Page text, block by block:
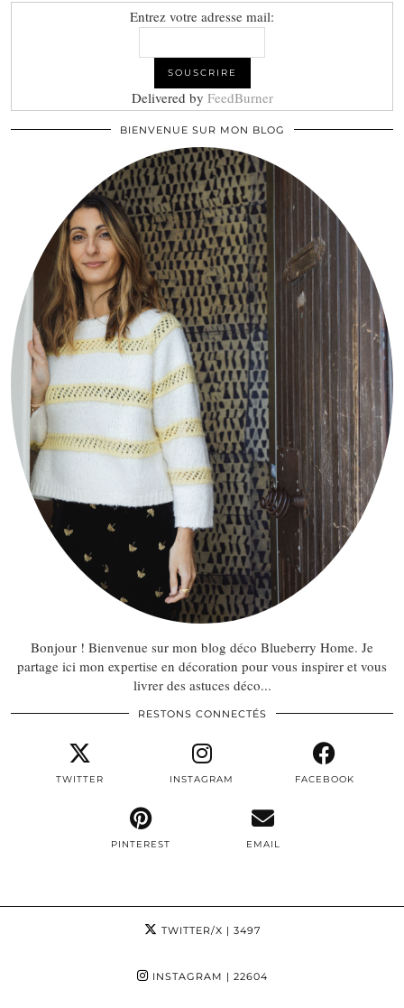
Entrez votre adresse mail:
Delivered by FeedBurner
BIENVENUE SUR MON BLOG
Bonjour ! Bienvenue sur mon blog déco Blueberry Home. Je
partage ici mon expertise en décoration pour vous inspirer et vous
livrer des astuces déco...
RESTONS CONNECTÉS
TWITTER INSTAGRAM FACEBOOK
PINTEREST EMAIL
TWITTER/X | 3497
INSTAGRAM | 22604